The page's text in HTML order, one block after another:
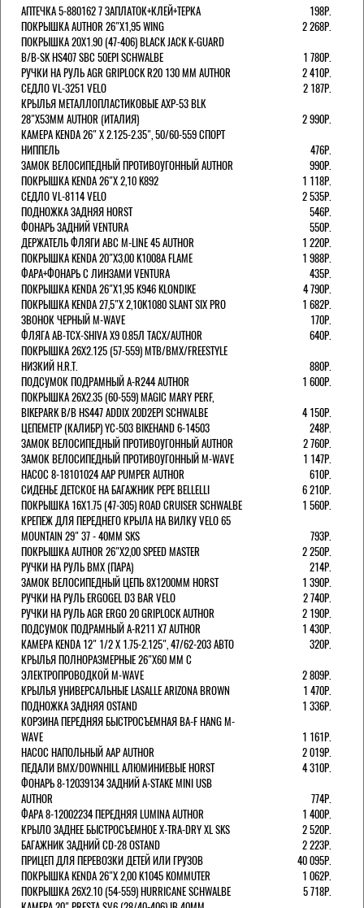
АПТЕЧКА 5-880162 7 ЗАПЛАТОК+КЛЕЙ+ТЕРКА
198Р.
ПОКРЫШКА AUTHOR 26"Х1,95 WING
2 268Р.
ПОКРЫШКА 20X1.90 (47-406) BLACK JACK K-GUARD
B/B-SK HS407 SBC 50EPI SCHWALBE
1 780Р.
РУЧКИ НА РУЛЬ AGR GRIPLOCK R20 130 ММ AUTHOR
2 410Р.
СЕДЛО VL-3251 VELO
2 187Р.
КРЫЛЬЯ МЕТАЛЛОПЛАСТИКОВЫЕ AXP-53 BLK
28"Х53ММ AUTHOR (ИТАЛИЯ)
2 990Р.
КАМЕРА KENDA 26" Х 2.125-2.35", 50/60-559 СПОРТ
НИППЕЛЬ
476Р.
ЗАМОК ВЕЛОСИПЕДНЫЙ ПРОТИВОУГОННЫЙ AUTHOR
990Р.
ПОКРЫШКА KENDA 26"Х 2,10 K892
1 118Р.
СЕДЛО VL-8114 VELO
2 535Р.
ПОДНОЖКА ЗАДНЯЯ HORST
546Р.
ФОНАРЬ ЗАДНИЙ VENTURA
550Р.
ДЕРЖАТЕЛЬ ФЛЯГИ АВС M-LINE 45 AUTHOR
1 220Р.
ПОКРЫШКА KENDA 20"Х3,00 K1008A FLAME
1 988Р.
ФАРА+ФОНАРЬ С ЛИНЗАМИ VENTURA
435Р.
ПОКРЫШКА KENDA 26"Х1,95 K946 KLONDIKE
4 790Р.
ПОКРЫШКА KENDA 27,5"Х 2,10K1080 SLANT SIX PRO
1 682Р.
ЗВОНОК ЧЕРНЫЙ M-WAVE
170Р.
ФЛЯГА AB-TCX-SHIVA X9 0.85Л TACX/AUTHOR
640Р.
ПОКРЫШКА 26X2.125 (57-559) MTB/BMX/FREESTYLE
НИЗКИЙ H.R.T.
880Р.
ПОДСУМОК ПОДРАМНЫЙ A-R244 AUTHOR
1 600Р.
ПОКРЫШКА 26X2.35 (60-559) MAGIC MARY PERF,
BIKEPARK B/B HS447 ADDIX 20D2EPI SCHWALBE
4 150Р.
ЦЕПЕМЕТР (КАЛИБР) YC-503 BIKEHAND 6-14503
248Р.
ЗАМОК ВЕЛОСИПЕДНЫЙ ПРОТИВОУГОННЫЙ AUTHOR
2 760Р.
ЗАМОК ВЕЛОСИПЕДНЫЙ ПРОТИВОУГОННЫЙ M-WAVE
1 147Р.
НАСОС 8-18101024 AAP PUMPER AUTHOR
610Р.
СИДЕНЬЕ ДЕТСКОЕ НА БАГАЖНИК PEPE BELLELLI
6 210Р.
ПОКРЫШКА 16X1.75 (47-305) ROAD CRUISER SCHWALBE
1 560Р.
КРЕПЕЖ ДЛЯ ПЕРЕДНЕГО КРЫЛА НА ВИЛКУ VELO 65
MOUNTAIN 29" 37 - 40ММ SKS
793Р.
ПОКРЫШКА AUTHOR 26"Х2,00 SPEED MASTER
2 250Р.
РУЧКИ НА РУЛЬ BMX (ПАРА)
214Р.
ЗАМОК ВЕЛОCИПЕДНЫЙ ЦЕПЬ 8Х1200ММ HORST
1 390Р.
РУЧКИ НА РУЛЬ ERGOGEL D3 BAR VELO
2 740Р.
РУЧКИ НА РУЛЬ AGR ERGO 20 GRIPLOCK AUTHOR
2 190Р.
ПОДСУМОК ПОДРАМНЫЙ A-R211 X7 AUTHOR
1 430Р.
КАМЕРА KENDA 12" 1/2 Х 1.75-2.125", 47/62-203 АВТО
320Р.
КРЫЛЬЯ ПОЛНОРАЗМЕРНЫЕ 26"Х60 ММ С
ЭЛЕКТРОПРОВОДКОЙ M-WAVE
2 809Р.
КРЫЛЬЯ УНИВЕРСАЛЬНЫЕ LASALLE ARIZONA BROWN
1 470Р.
ПОДНОЖКА ЗАДНЯЯ OSTAND
1 336Р.
КОРЗИНА ПЕРЕДНЯЯ БЫСТРОСЪЕМНАЯ BA-F HANG M-
WAVE
1 161Р.
НАСОС НАПОЛЬНЫЙ AAP AUTHOR
2 019Р.
ПЕДАЛИ BMX/DOWNHILL АЛЮМИНИЕВЫЕ HORST
4 310Р.
ФОНАРЬ 8-12039134 ЗАДНИЙ A-STAKE MINI USB
AUTHOR
774Р.
ФАРА 8-12002234 ПЕРЕДНЯЯ LUMINA AUTHOR
1 400Р.
КРЫЛО ЗАДНЕЕ БЫСТРОСЪЕМНОЕ X-TRA-DRY XL SKS
2 520Р.
БАГАЖНИК ЗАДНИЙ CD-28 OSTAND
2 223Р.
ПРИЦЕП ДЛЯ ПЕРЕВОЗКИ ДЕТЕЙ ИЛИ ГРУЗОВ
40 095Р.
ПОКРЫШКА KENDA 26"Х 2,00 K1045 KOMMUTER
1 062Р.
ПОКРЫШКА 26X2.10 (54-559) HURRICANE SCHWALBE
5 718Р.